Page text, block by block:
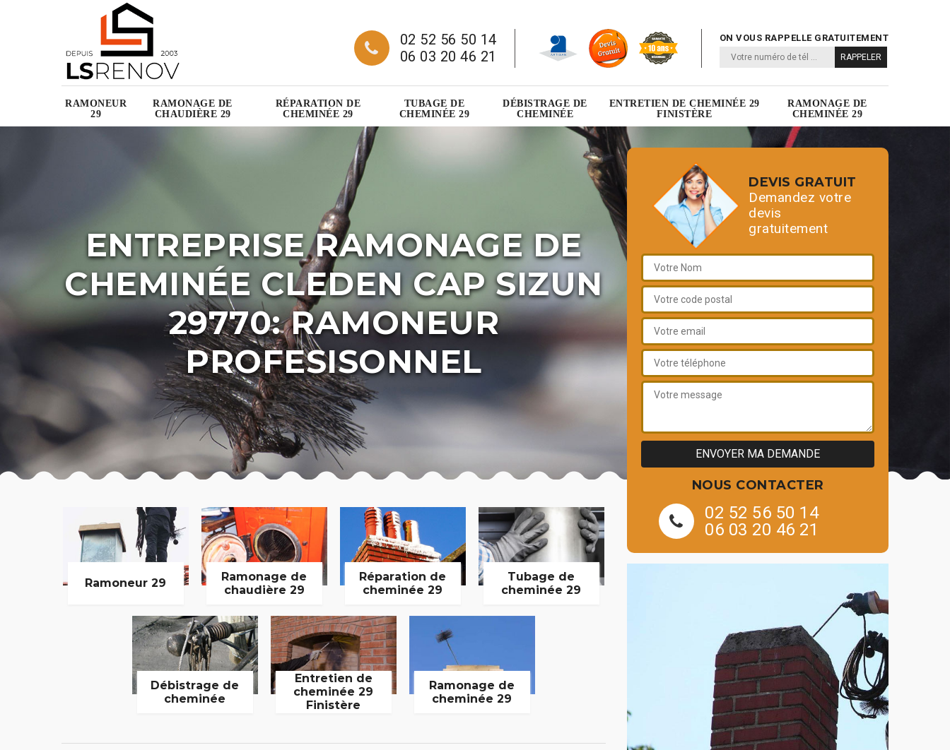
02 52 56 50 14
06 03 20 46 21
ON VOUS RAPPELLE GRATUITEMENT
RAMONEUR
29
RAMONAGE DE
CHAUDIÈRE 29
RÉPARATION DE
CHEMINÉE 29
TUBAGE DE
CHEMINÉE 29
DÉBISTRAGE DE
CHEMINÉE
ENTRETIEN DE CHEMINÉE 29
FINISTÈRE
RAMONAGE DE
CHEMINÉE 29
ENTREPRISE RAMONAGE DE
CHEMINÉE CLEDEN CAP SIZUN
29770: RAMONEUR
PROFESISONNEL
Ramoneur 29
Ramonage de
chaudière 29
Réparation de
cheminée 29
Tubage de
cheminée 29
Débistrage de
cheminée
Entretien de
cheminée 29
Finistère
Ramonage de
cheminée 29
DEVIS GRATUIT
Demandez votre
devis
gratuitement
NOUS CONTACTER
02 52 56 50 14
06 03 20 46 21